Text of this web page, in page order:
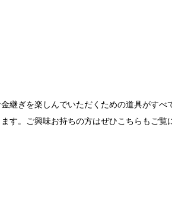
継ぎを楽しんでいただくための道具がすべ
ます。ご興味お持ちの方はぜひこちらもご覧